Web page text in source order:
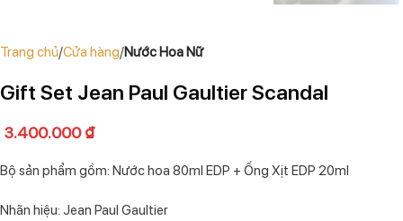
Trang chủ Cửa hàng Nước Hoa Nữ
Gift Set Jean Paul Gaultier Scandal
3.400.000₫
Bộ sản phẩm gồm: Nước hoa 80ml EDP + Ống Xịt EDP 20ml
Nhãn hiệu: Jean Paul Gaultier